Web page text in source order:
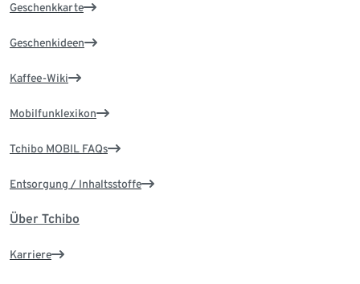
Geschenkkarte
Geschenkideen
Kaffee-Wiki
Mobilfunklexikon
Tchibo MOBIL FAQs
Entsorgung / Inhaltsstoffe
Über Tchibo
Karriere